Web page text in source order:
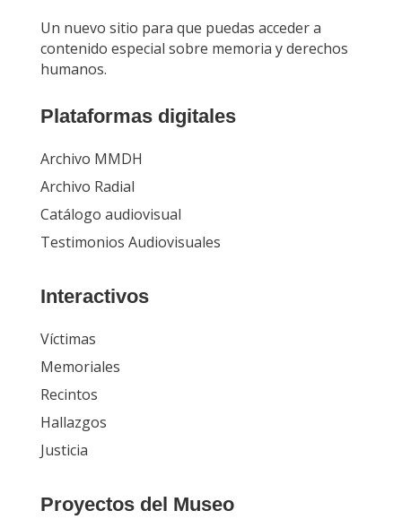
Un nuevo sitio para que puedas acceder a
contenido especial sobre memoria y derechos
humanos.
Plataformas digitales
Archivo MMDH
Archivo Radial
Catálogo audiovisual
Testimonios Audiovisuales
Interactivos
Víctimas
Memoriales
Recintos
Hallazgos
Justicia
Proyectos del Museo